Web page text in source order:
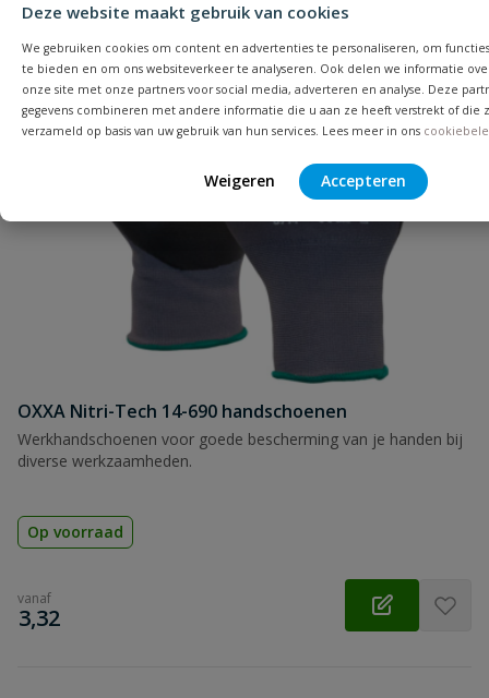
Deze website maakt gebruik van cookies
We gebruiken cookies om content en advertenties te personaliseren, om
te bieden en om ons websiteverkeer te analyseren. Ook delen we informatie
onze site met onze partners voor social media, adverteren en analyse. Deze
gegevens combineren met andere informatie die u aan ze heeft verstrekt of die
verzameld op basis van uw gebruik van hun services. Lees meer in ons
Weigeren Accepteren
OXXA Nitri-Tech 14-690 handschoenen
Werkhandschoenen voor goede bescherming van je handen bij
diverse werkzaamheden.
Op voorraad
vanaf
€
3,32